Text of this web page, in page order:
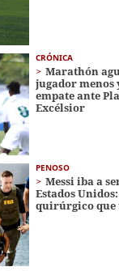
CRÓNICA
Marathón
jugador menos
empate ante
Excélsior
PENOSO
Messi iba a
Estados
quirúrgico que